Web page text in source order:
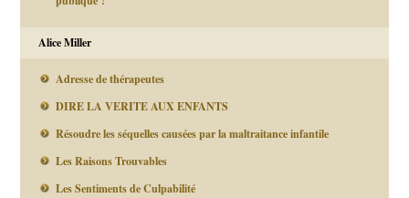
Alice Miller
Adresse de thérapeutes
DIRE LA VERITE AUX ENFANTS
Résoudre les séquelles causées par la maltraitance infantile
Les Raisons Trouvables
Les Sentiments de Culpabilité